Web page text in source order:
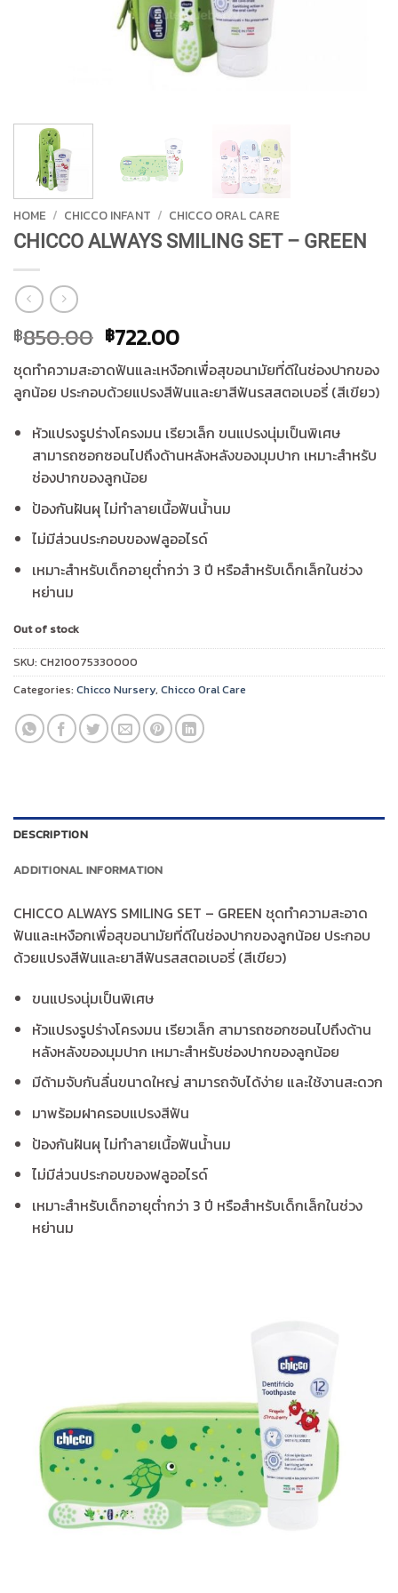
HOME / CHICCO INFANT / CHICCO ORAL CARE
CHICCO ALWAYS SMILING SET – GREEN
฿850.00 Original
price
was:
฿850.00.
฿722.00Current
price
is:
฿722.00.
ชุดทำความสะอาดฟันและเหงือกเพื่อสุขอนามัยที่ดีในช่องปากของ
ลูกน้อย ประกอบด้วยแปรงสีฟันและยาสีฟันรสสตอเบอรี่ (สีเขียว)
หัวแปรงรูปร่างโครงมน เรียวเล็ก ขนแปรงนุ่มเป็นพิเศษ
สามารถซอกซอนไปถึงด้านหลังหลังของมุมปาก เหมาะสำหรับ
ช่องปากของลูกน้อย
ป้องกันฝันผุ ไม่ทำลายเนื้อฟันน้ำนม
ไม่มีส่วนประกอบของฟลูออไรด์
เหมาะสำหรับเด็กอายุต่ำกว่า 3 ปี หรือสำหรับเด็กเล็กในช่วง
หย่านม
Out of stock
SKU: CH210075330000
Categories: Chicco Nursery, Chicco Oral Care
DESCRIPTION
ADDITIONAL INFORMATION
CHICCO ALWAYS SMILING SET – GREEN ชุดทำความสะอาด
ฟันและเหงือกเพื่อสุขอนามัยที่ดีในช่องปากของลูกน้อย ประกอบ
ด้วยแปรงสีฟันและยาสีฟันรสสตอเบอรี่ (สีเขียว)
ขนแปรงนุ่มเป็นพิเศษ
หัวแปรงรูปร่างโครงมน เรียวเล็ก สามารถซอกซอนไปถึงด้าน
หลังหลังของมุมปาก เหมาะสำหรับช่องปากของลูกน้อย
มีด้ามจับกันลื่นขนาดใหญ่ สามารถจับได้ง่าย และใช้งานสะดวก
มาพร้อมฝาครอบแปรงสีฟัน
ป้องกันฝันผุ ไม่ทำลายเนื้อฟันน้ำนม
ไม่มีส่วนประกอบของฟลูออไรด์
เหมาะสำหรับเด็กอายุต่ำกว่า 3 ปี หรือสำหรับเด็กเล็กในช่วง
หย่านม